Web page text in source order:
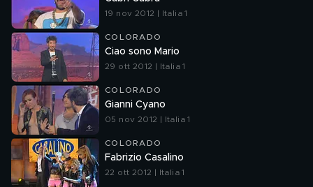
19 nov 2012 | Italia 1
COLORADO
Ciao sono Mario
29 ott 2012 | Italia 1
COLORADO
Gianni Cyano
05 nov 2012 | Italia 1
COLORADO
Fabrizio Casalino
22 ott 2012 | Italia 1